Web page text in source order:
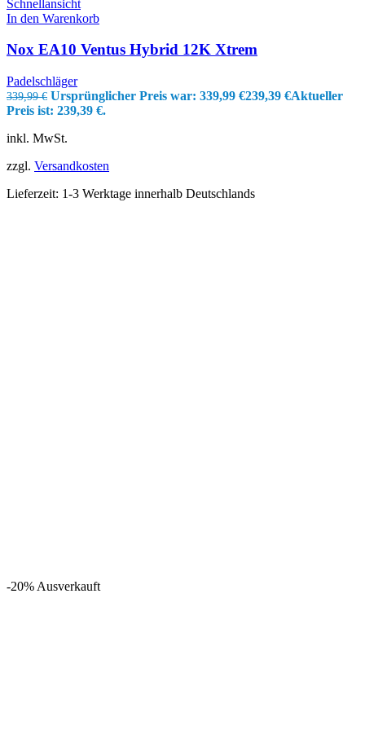
Schnellansicht
In den Warenkorb
Nox EA10 Ventus Hybrid 12K Xtrem
Padelschläger
339,99€ Ursprünglicher Preis war: 339,99 €239,39 €Aktueller
Preis ist: 239,39 €.
inkl. MwSt.
zzgl. Versandkosten
Lieferzeit: 1-3 Werktage innerhalb Deutschlands
-20% Ausverkauft